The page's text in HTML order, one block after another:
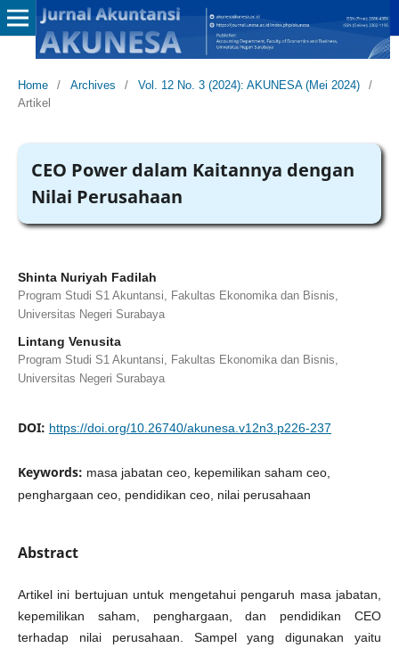
Home / Archives / Vol. 12 No. 3 (2024): AKUNESA (Mei 2024)
/
Artikel
CEO Power dalam Kaitannya dengan
Nilai Perusahaan
Shinta Nuriyah Fadilah
Program Studi S1 Akuntansi, Fakultas Ekonomika dan Bisnis,
Universitas Negeri Surabaya
Lintang Venusita
Program Studi S1 Akuntansi, Fakultas Ekonomika dan Bisnis,
Universitas Negeri Surabaya
DOI: https://doi.org/10.26740/akunesa.v12n3.p226-237
Keywords: masa jabatan ceo, kepemilikan saham ceo,
penghargaan ceo, pendidikan ceo, nilai perusahaan
Abstract
Artikel ini bertujuan untuk mengetahui pengaruh masa jabatan,
kepemilikan saham, penghargaan, dan pendidikan CEO
terhadap nilai perusahaan. Sampel yang digunakan yaitu